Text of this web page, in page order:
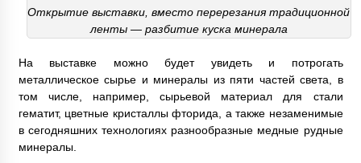
Открытие выставки, вместо перерезания традиционной
ленты — разбитие куска минерала
На выставке можно будет увидеть и потрогать
металлическое сырье и минералы из пяти частей света, в
том числе, например, сырьевой материал для стали
гематит, цветные кристаллы фторида, а также незаменимые
в сегодняшних технологиях разнообразные медные рудные
минералы.